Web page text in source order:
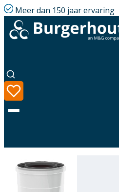
Meer dan 150 jaar ervaring
Taal
Assortiment
TwinSafe